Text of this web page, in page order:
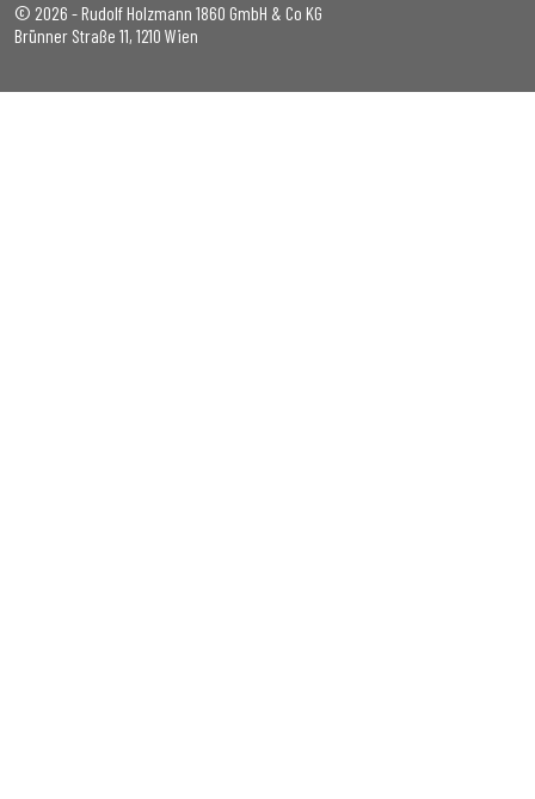
© 2026 - Rudolf Holzmann 1860 GmbH & Co KG
Brünner Straße 11, 1210 Wien